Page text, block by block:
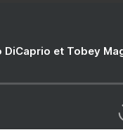
DiCaprio et Tobey